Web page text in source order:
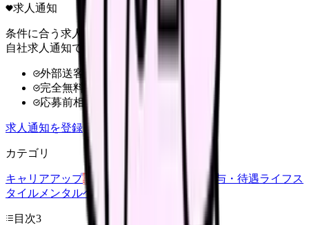
求人通知
条件に合う求人だけ
自社求人通知で受け取る
外部送客なし
完全無料
応募前相談OK
求人通知を登録
カテゴリ
キャリアアップ転職ガイド 職場環境 給与・待遇ライフス
タイル メンタルヘルス
目次3